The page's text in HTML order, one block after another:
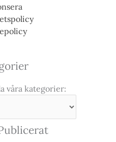
våra kategorier: